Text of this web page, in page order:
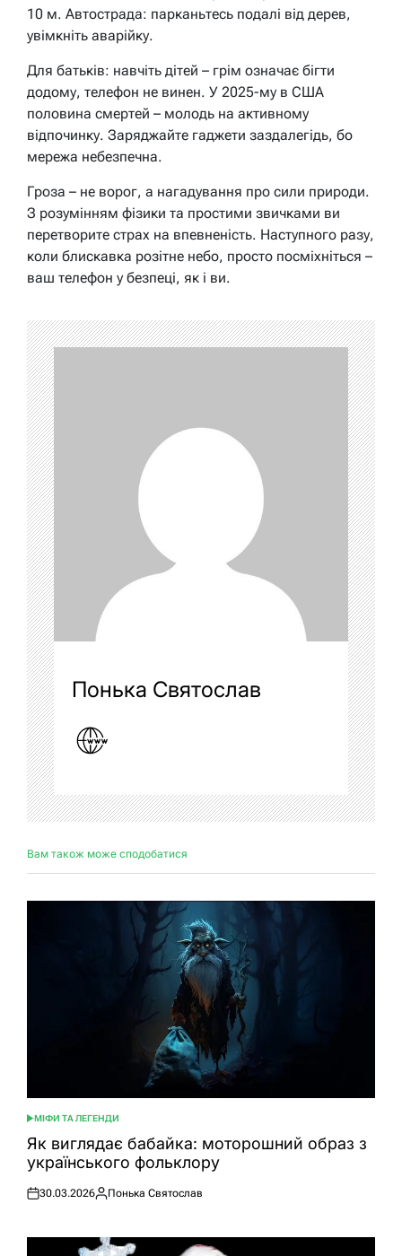
10 м. Автострада: парканьтесь подалі від дерев,
увімкніть аварійку.
Для батьків: навчіть дітей – грім означає бігти
додому, телефон не винен. У 2025-му в США
половина смертей – молодь на активному
відпочинку. Заряджайте гаджети заздалегідь, бо
мережа небезпечна.
Гроза – не ворог, а нагадування про сили природи.
З розумінням фізики та простими звичками ви
перетворите страх на впевненість. Наступного разу,
коли блискавка розітне небо, просто посміхніться –
ваш телефон у безпеці, як і ви.
Понька Святослав
Вам також може сподобатися
ОПУБЛІКУВАТИ
У
МІФИ ТА ЛЕГЕНДИ
Як виглядає бабайка: моторошний образ з
українського фольклору
Оприлюднено
30.03.2026
Опубліковано
Понька Святослав